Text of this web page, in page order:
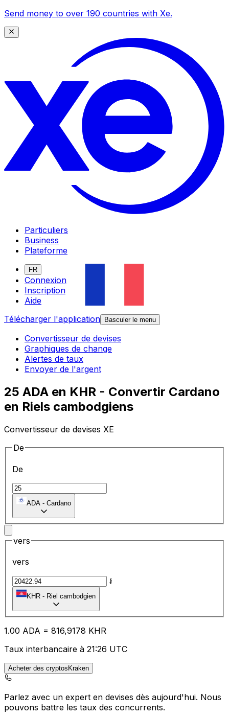
Send money to over 190 countries with Xe.
Particuliers
Business
Plateforme
FR
Connexion
Inscription
Aide
Télécharger l'application
Basculer le menu
Convertisseur de devises
Graphiques de change
Alertes de taux
Envoyer de l'argent
25 ADA en KHR - Convertir Cardano
en Riels cambodgiens
Convertisseur de devises XE
De
De
ADA - Cardano
vers
vers
៛
KHR - Riel cambodgien
1.00 ADA = 816,9178 KHR
Taux interbancaire à 21:26 UTC
Acheter des cryptosKraken
Parlez avec un expert en devises dès aujourd'hui. Nous
pouvons battre les taux des concurrents.